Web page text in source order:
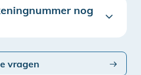
nog
vragen